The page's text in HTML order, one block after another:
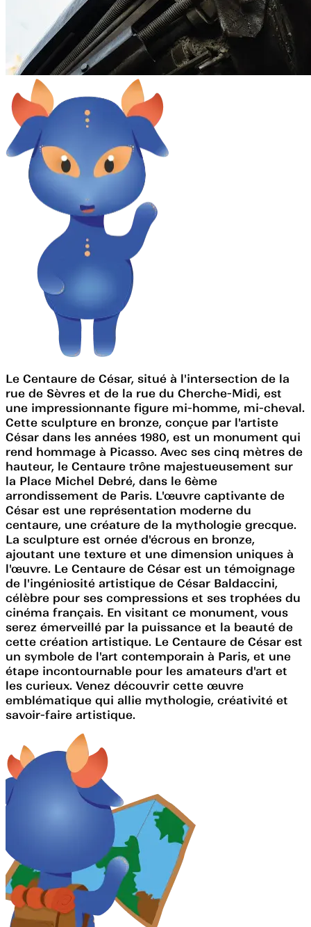
Le Centaure de César, situé à l'intersection de la
rue de Sèvres et de la rue du Cherche-Midi, est
une impressionnante figure mi-homme, mi-cheval.
Cette sculpture en bronze, conçue par l'artiste
César dans les années 1980, est un monument qui
rend hommage à Picasso. Avec ses cinq mètres de
hauteur, le Centaure trône majestueusement sur
la Place Michel Debré, dans le 6ème
arrondissement de Paris. L'œuvre captivante de
César est une représentation moderne du
centaure, une créature de la mythologie grecque.
La sculpture est ornée d'écrous en bronze,
ajoutant une texture et une dimension uniques à
l'œuvre. Le Centaure de César est un témoignage
de l'ingéniosité artistique de César Baldaccini,
célèbre pour ses compressions et ses trophées du
cinéma français. En visitant ce monument, vous
serez émerveillé par la puissance et la beauté de
cette création artistique. Le Centaure de César est
un symbole de l'art contemporain à Paris, et une
étape incontournable pour les amateurs d'art et
les curieux. Venez découvrir cette œuvre
emblématique qui allie mythologie, créativité et
savoir-faire artistique.